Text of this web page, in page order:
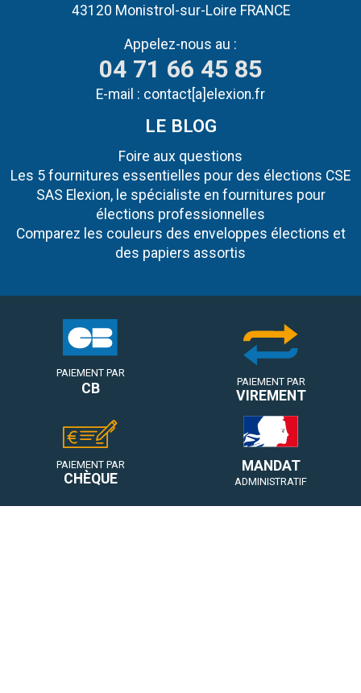
43120 Monistrol-sur-Loire FRANCE
Appelez-nous au :
04 71 66 45 85
E-mail : contact[a]elexion.fr
LE BLOG
Foire aux questions
Les 5 fournitures essentielles pour des élections CSE
SAS Elexion, le spécialiste en fournitures pour
élections professionnelles
Comparez les couleurs des enveloppes élections et
des papiers assortis
PAIEMENT PAR
CB PAIEMENT PAR
VIREMENT
PAIEMENT PAR
CHÈQUE
MANDAT
ADMINISTRATIF